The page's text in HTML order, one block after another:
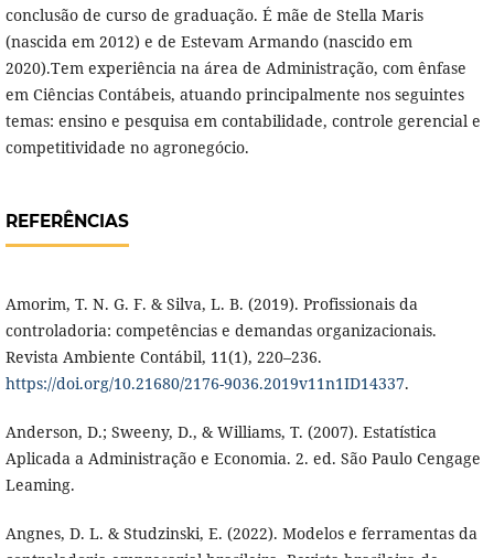
conclusão de curso de graduação. É mãe de Stella Maris
(nascida em 2012) e de Estevam Armando (nascido em
2020).Tem experiência na área de Administração, com ênfase
em Ciências Contábeis, atuando principalmente nos seguintes
temas: ensino e pesquisa em contabilidade, controle gerencial e
competitividade no agronegócio.
REFERÊNCIAS
Amorim, T. N. G. F. & Silva, L. B. (2019). Profissionais da
controladoria: competências e demandas organizacionais.
Revista Ambiente Contábil, 11(1), 220–236.
https://doi.org/10.21680/2176-9036.2019v11n1ID14337.
Anderson, D.; Sweeny, D., & Williams, T. (2007). Estatística
Aplicada a Administração e Economia. 2. ed. São Paulo Cengage
Leaming.
Angnes, D. L. & Studzinski, E. (2022). Modelos e ferramentas da